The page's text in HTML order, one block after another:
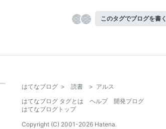
このタグでブログを書く
はてなブログ > 読書 > アルス
はてなブログ タグとは
ヘルプ
開発ブログ
はてなブログトップ
Copyright (C) 2001-2026 Hatena.